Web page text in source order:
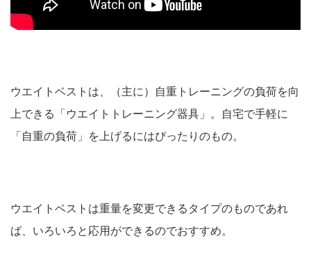
ウエイトベストは、（主に）自重トレーニングの負荷を向
上できる「ウエイトトレーニング器具」。自宅で手軽に
「自重の負荷」を上げるにはぴったりのもの。
ウエイトベストは重量を変更できるタイプのものであれ
ば、いろいろと応用ができるのでおすすめ。